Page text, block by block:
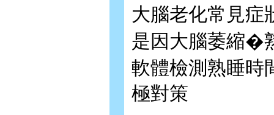
大腦老化常見
是因大腦萎縮�
軟體檢測熟睡
極對策